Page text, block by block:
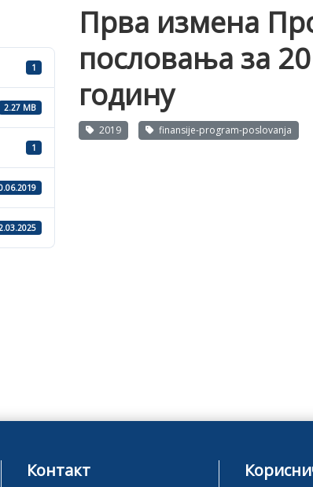
1
2.27 MB
1
Прва измена
пословања за
годину
2019 finansije-program-poslovanja
Контакт